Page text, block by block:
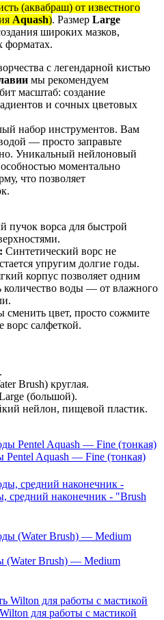
(аквабраш) от известного
Aquash). Размер Large
широких мазков,
форматах.
с легендарной кистью
мы рекомендуем
масштаб: создание
и сочных цветовых
набор инструментов. Вам
— просто заправьте
Уникальный нейлоновый
моментально
что позволяет
пучок ворса для быстрой
Синтетический ворс не
упругим долгие годы.
корпус позволяет одним
количество воды — от влажного
сменить цвет, просто сожмите
ворс салфеткой.
Brush) круглая.
(большой).
нейлон, пищевой пластик.
Pentel Aquash — Fine (тонкая)
средний наконечник - "Brush
(Water Brush) — Medium
для работы с мастикой